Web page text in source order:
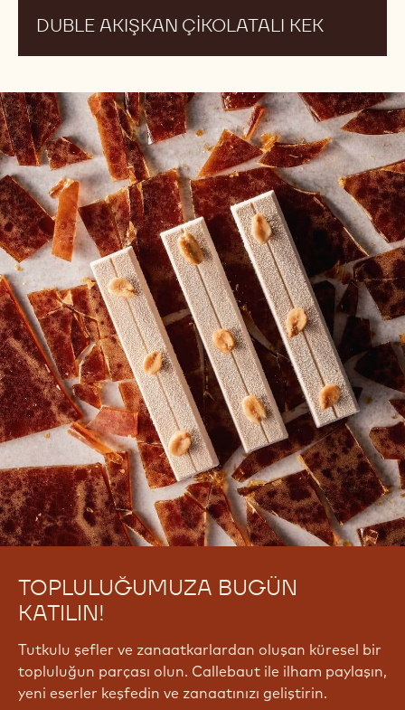
DUBLE AKIŞKAN ÇIKOLATALI KEK
TOPLULUĞUMUZA BUGÜN
KATILIN!
Tutkulu şefler ve zanaatkarlardan oluşan küresel bir
topluluğun parçası olun. Callebaut ile ilham paylaşın,
yeni eserler keşfedin ve zanaatınızı geliştirin.